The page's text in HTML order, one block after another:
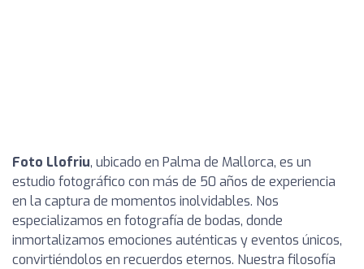
Foto Llofriu, ubicado en Palma de Mallorca, es un
estudio fotográfico con más de 50 años de experiencia
en la captura de momentos inolvidables. Nos
especializamos en fotografía de bodas, donde
inmortalizamos emociones auténticas y eventos únicos,
convirtiéndolos en recuerdos eternos. Nuestra filosofía